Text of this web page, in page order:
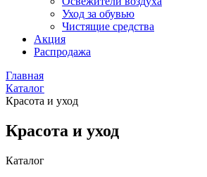
Уход за обувью
Чистящие средства
Акция
Распродажа
Главная
Каталог
Красота и уход
Красота и уход
Каталог